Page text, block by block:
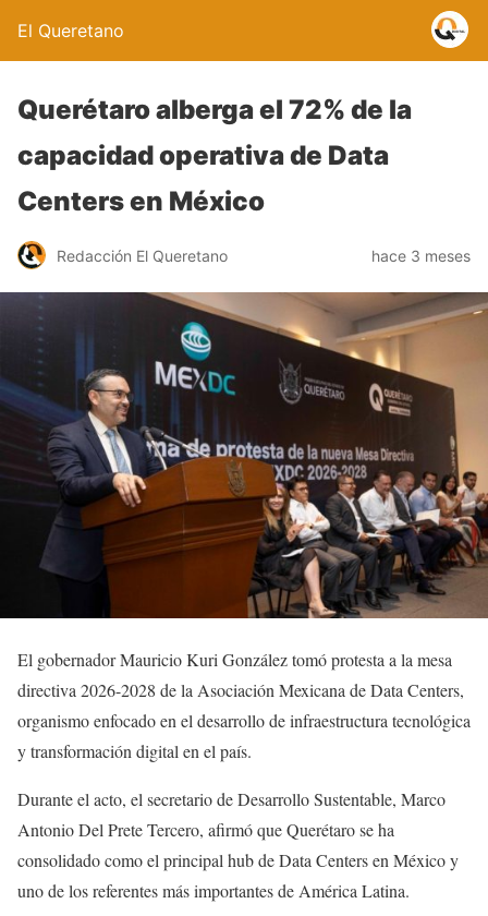
El Queretano
Querétaro alberga el 72% de la
capacidad operativa de Data
Centers en México
Redacción El Queretano hace 3 meses
El gobernador Mauricio Kuri González tomó protesta a la mesa
directiva 2026-2028 de la Asociación Mexicana de Data Centers,
organismo enfocado en el desarrollo de infraestructura tecnológica
y transformación digital en el país.
Durante el acto, el secretario de Desarrollo Sustentable, Marco
Antonio Del Prete Tercero, afirmó que Querétaro se ha
consolidado como el principal hub de Data Centers en México y
uno de los referentes más importantes de América Latina.